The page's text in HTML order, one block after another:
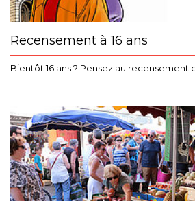
Recensement à 16 ans
Bientôt 16 ans ? Pensez au recensement